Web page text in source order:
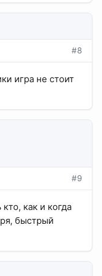
#8
игра не стоит
#9
как и когда
быстрый